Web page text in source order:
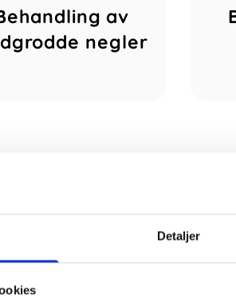
Detaljer
av
negler